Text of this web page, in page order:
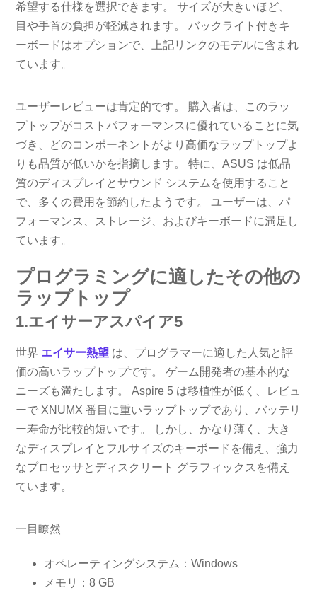
希望する仕様を選択できます。 サイズが大きいほど、
目や手首の負担が軽減されます。 バックライト付きキ
ーボードはオプションで、上記リンクのモデルに含まれ
ています。
ユーザーレビューは肯定的です。 購入者は、このラッ
プトップがコストパフォーマンスに優れていることに気
づき、どのコンポーネントがより高価なラップトップよ
りも品質が低いかを指摘します。 特に、ASUS は低品
質のディスプレイとサウンド システムを使用すること
で、多くの費用を節約したようです。 ユーザーは、パ
フォーマンス、ストレージ、およびキーボードに満足し
ています。
プログラミングに適したその他の
ラップトップ
1.エイサーアスパイア5
世界 エイサー熱望 は、プログラマーに適した人気と評
価の高いラップトップです。 ゲーム開発者の基本的な
ニーズも満たします。 Aspire 5 は移植性が低く、レビュ
ーで XNUMX 番目に重いラップトップであり、バッテリ
ー寿命が比較的短いです。 しかし、かなり薄く、大き
なディスプレイとフルサイズのキーボードを備え、強力
なプロセッサとディスクリート グラフィックスを備え
ています。
一目瞭然
オペレーティングシステム：Windows
メモリ：8 GB